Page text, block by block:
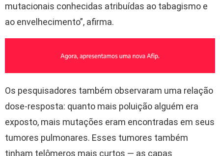
mutacionais conhecidas atribuídas ao tabagismo e
ao envelhecimento”, afirma.
Os pesquisadores também observaram uma relação
dose-resposta: quanto mais poluição alguém era
exposto, mais mutações eram encontradas em seus
tumores pulmonares. Esses tumores também
tinham telômeros mais curtos — as capas